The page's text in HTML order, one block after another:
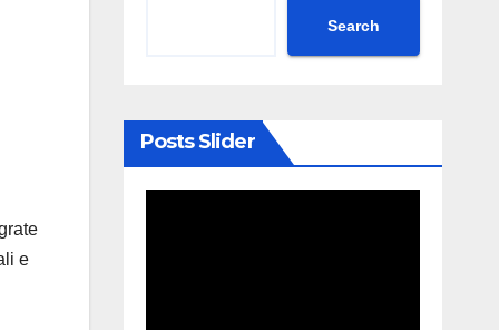
e
Search
Posts Slider